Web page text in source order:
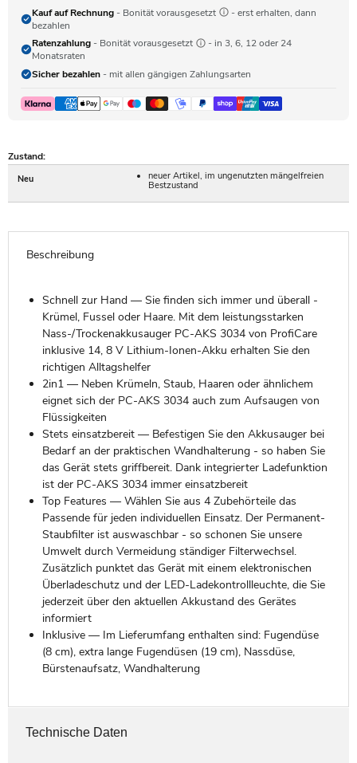
Kauf auf Rechnung - Bonität vorausgesetzt
- erst erhalten, dann
bezahlen
Ratenzahlung - Bonität vorausgesetzt
- in 3, 6, 12 oder 24
Monatsraten
Sicher bezahlen - mit allen gängigen Zahlungsarten
Zustand:
Neu
neuer Artikel, im ungenutzten mängelfreien
Bestzustand
Beschreibung
Schnell zur Hand — Sie finden sich immer und überall -
Krümel, Fussel oder Haare. Mit dem leistungsstarken
Nass-/Trockenakkusauger PC-AKS 3034 von ProfiCare
inklusive 14, 8 V Lithium-Ionen-Akku erhalten Sie den
richtigen Alltagshelfer
2in1 — Neben Krümeln, Staub, Haaren oder ähnlichem
eignet sich der PC-AKS 3034 auch zum Aufsaugen von
Flüssigkeiten
Stets einsatzbereit — Befestigen Sie den Akkusauger bei
Bedarf an der praktischen Wandhalterung - so haben Sie
das Gerät stets griffbereit. Dank integrierter Ladefunktion
ist der PC-AKS 3034 immer einsatzbereit
Top Features — Wählen Sie aus 4 Zubehörteile das
Passende für jeden individuellen Einsatz. Der Permanent-
Staubfilter ist auswaschbar - so schonen Sie unsere
Umwelt durch Vermeidung ständiger Filterwechsel.
Zusätzlich punktet das Gerät mit einem elektronischen
Überladeschutz und der LED-Ladekontrollleuchte, die Sie
jederzeit über den aktuellen Akkustand des Gerätes
informiert
Inklusive — Im Lieferumfang enthalten sind: Fugendüse
(8 cm), extra lange Fugendüsen (19 cm), Nassdüse,
Bürstenaufsatz, Wandhalterung
Technische Daten